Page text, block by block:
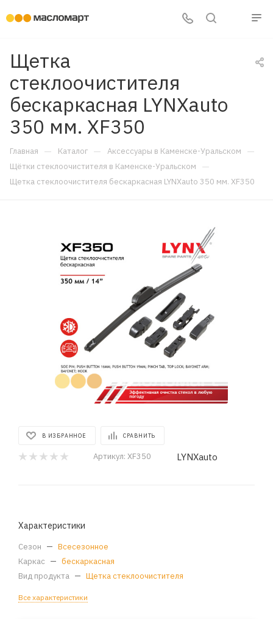
Щетка
стеклоочистителя
бескаркасная LYNXauto
350 мм. XF350
Главная — Каталог — Аксессуары в Каменске-Уральском —
Щётки стеклоочистителя в Каменске-Уральском —
Щетка стеклоочистителя бескаркасная LYNXauto 350 мм. XF350
В ИЗБРАННОЕ СРАВНИТЬ
Артикул: XF350 LYNXauto
Характеристики
Сезон — Всесезонное
Каркас — бескаркасная
Вид продукта — Щетка стеклоочистителя
Все характеристики